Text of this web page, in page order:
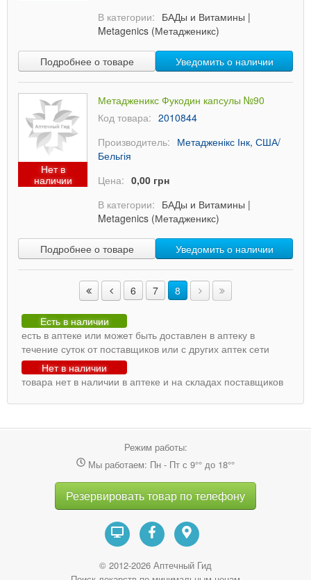
В категории: БАДы и Витамины |
Metagenics (Метадженикс)
Подробнее о товаре Уведомить о наличии
Нет в
наличии
Метадженикс Фукодин капсулы №90
Код товара: 2010844
Производитель: Метадженікс Інк, США/
Бельгія
Цена: 0,00 грн
В категории: БАДы и Витамины |
Metagenics (Метадженикс)
Подробнее о товаре Уведомить о наличии
6 7 8
Есть в наличии
есть в аптеке или может быть доставлен в аптеку в
течение суток от поставщиков или с других аптек сети
Нет в наличии
товара нет в наличии в аптеке и на складах поставщиков
Режим работы:
Мы работаем: Пн - Пт с 9°° до 18°°
Резервировать товар по телефону
© 2012-2026 Аптечный Гид